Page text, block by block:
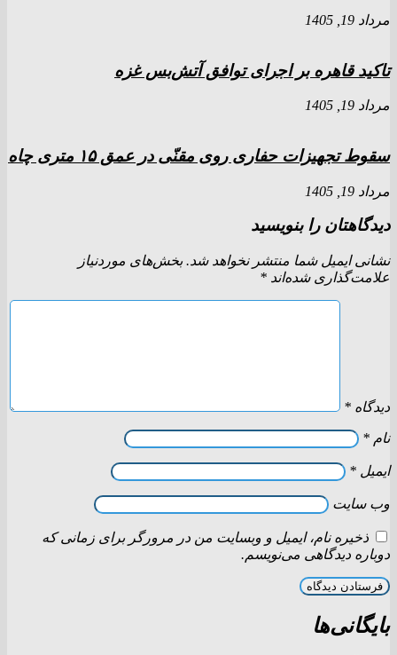
مرداد 19, 1405
تاکید قاهره بر اجرای توافق آتش‌بس غزه
مرداد 19, 1405
سقوط تجهیزات حفاری روی مقنّی در عمق ۱۵ متری چاه
مرداد 19, 1405
دیدگاهتان را بنویسید
نشانی ایمیل شما منتشر نخواهد شد. بخش‌های موردنیاز
علامت‌گذاری شده‌اند *
دیدگاه *
نام *
ایمیل *
وب‌ سایت
ذخیره نام، ایمیل و وبسایت من در مرورگر برای زمانی که
دوباره دیدگاهی می‌نویسم.
بایگانی‌ها